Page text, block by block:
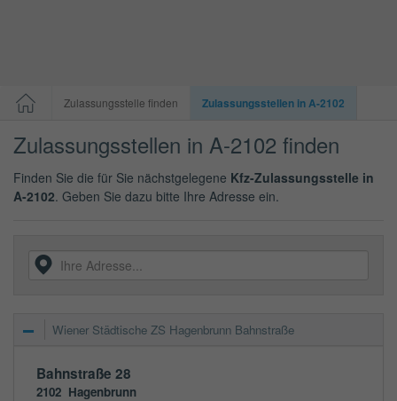
Zulassungsstelle finden Zulassungsstellen in A-2102
Zulassungsstellen in A-2102 finden
Finden Sie die für Sie nächstgelegene Kfz-Zulassungsstelle in
A-2102. Geben Sie dazu bitte Ihre Adresse ein.
Wiener Städtische ZS Hagenbrunn Bahnstraße
Bahnstraße 28
2102 Hagenbrunn